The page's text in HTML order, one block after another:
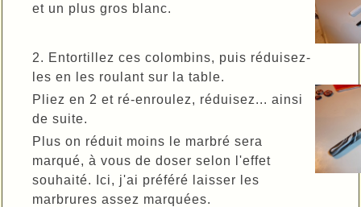
et un plus gros blanc.
2. Entortillez ces colombins, puis réduisez-
les en les roulant sur la table.
Pliez en 2 et ré-enroulez, réduisez... ainsi
de suite.
Plus on réduit moins le marbré sera
marqué, à vous de doser selon l'effet
souhaité. Ici, j'ai préféré laisser les
marbrures assez marquées.